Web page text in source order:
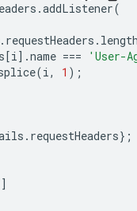
.addListener(
. requestHeaders .
[i].name ===
'User-
(i, 1 );
. requestHeaders};
]